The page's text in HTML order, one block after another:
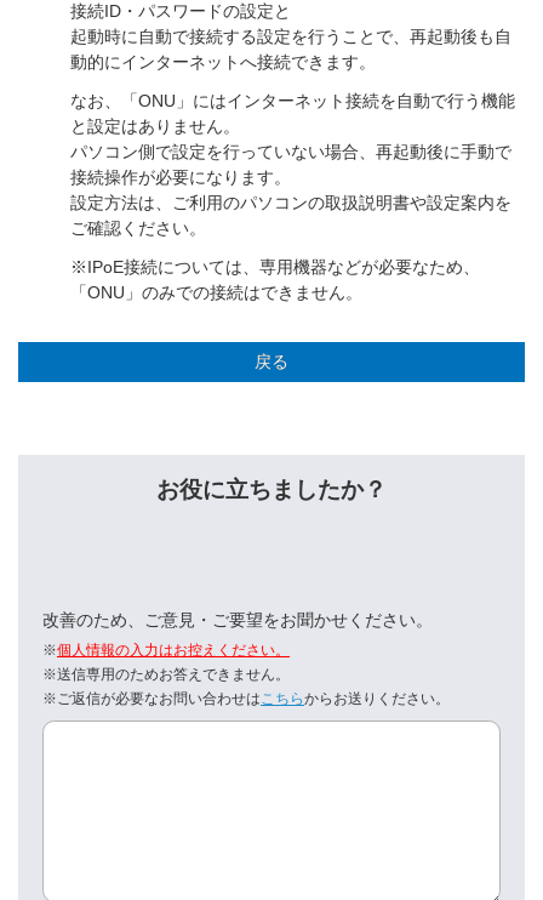
接続ID・パスワードの設定と
起動時に自動で接続する設定を行うことで、再起動後も自
動的にインターネットへ接続できます。
なお、「ONU」にはインターネット接続を自動で行う機能
と設定はありません。
パソコン側で設定を行っていない場合、再起動後に手動で
接続操作が必要になります。
設定方法は、ご利用のパソコンの取扱説明書や設定案内を
ご確認ください。
※IPoE接続については、専用機器などが必要なため、
「ONU」のみでの接続はできません。
戻る
お役に立ちましたか？
改善のため、ご意見・ご要望をお聞かせください。
※個人情報の入力はお控えください。
※送信専用のためお答えできません。
※ご返信が必要なお問い合わせは こちらからお送りください。